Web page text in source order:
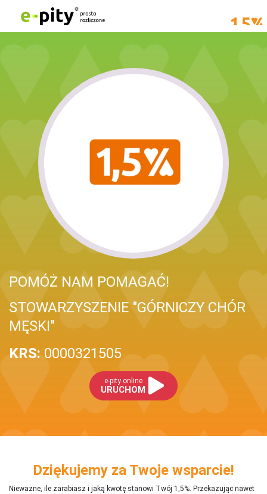
POMÓŻ NAM POMAGAĆ!
STOWARZYSZENIE "GÓRNICZY CHÓR
MĘSKI"
KRS: 0000321505
e-pity online
URUCHOM
Dziękujemy za Twoje wsparcie!
Nieważne, ile zarabiasz i jaką kwotę stanowi Twój 1,5%. Przekazując nawet